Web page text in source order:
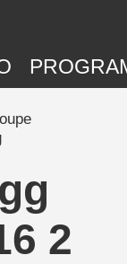
2